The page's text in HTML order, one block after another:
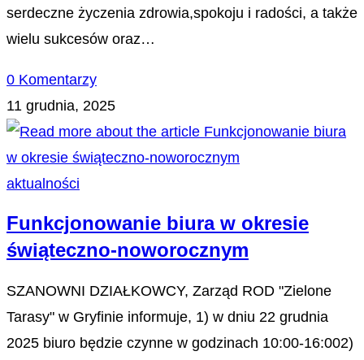
serdeczne życzenia zdrowia,spokoju i radości, a także
wielu sukcesów oraz…
0 Komentarzy
11 grudnia, 2025
aktualności
Funkcjonowanie biura w okresie
świąteczno-noworocznym
SZANOWNI DZIAŁKOWCY, Zarząd ROD "Zielone
Tarasy" w Gryfinie informuje, 1) w dniu 22 grudnia
2025 biuro będzie czynne w godzinach 10:00-16:002)